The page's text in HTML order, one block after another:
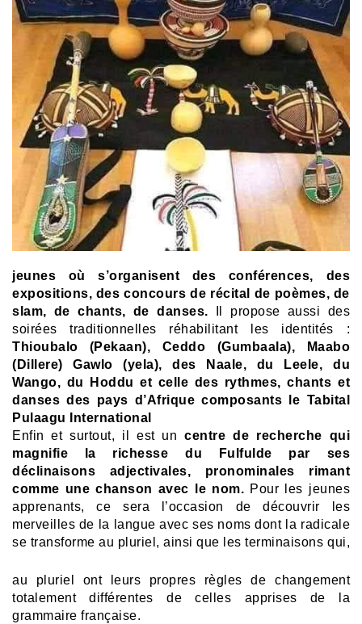
jeunes où s’organisent des conférences, des
expositions, des concours de récital de poèmes, de
slam, de chants, de danses. Il propose aussi des
soirées traditionnelles réhabilitant les identités :
Thioubalo (Pekaan), Ceddo (Gumbaala), Maabo
(Dillere) Gawlo (yela), des Naale, du Leele, du
Wango, du Hoddu et celle des rythmes, chants et
danses des pays d’Afrique composants le Tabital
Pulaagu International
Enfin et surtout, il est uncentre de recherche qui
magnifie la richesse du Fulfulde par ses
déclinaisons adjectivales, pronominales rimant
comme une chanson avec le nom. Pour les jeunes
apprenants, ce sera l’occasion de découvrir les
merveilles de la langue avec ses noms dont la radicale
se transforme au pluriel, ainsique les terminaisons qui,
au pluriel ont leurs propres règles de changement
totalement différentes de celles apprises de la
grammaire française.